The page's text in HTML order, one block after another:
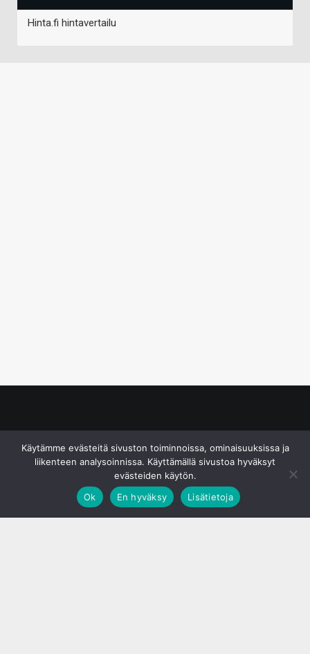
Hinta.fi hintavertailu
Käytämme evästeitä sivuston toiminnoissa, ominaisuuksissa ja
liikenteen analysoinnissa. Käyttämällä sivustoa hyväksyt
evästeiden käytön.
Ok
En hyväksy Lisätietoja